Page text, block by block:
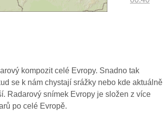
kompozit celé Evropy. Snadno tak
se k nám chystají srážky nebo kde aktuálně
Radarový snímek Evropy je složen z více
po celé Evropě.